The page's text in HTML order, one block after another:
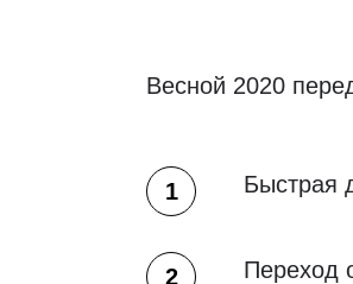
Весной 2020
Быстрая
Переход